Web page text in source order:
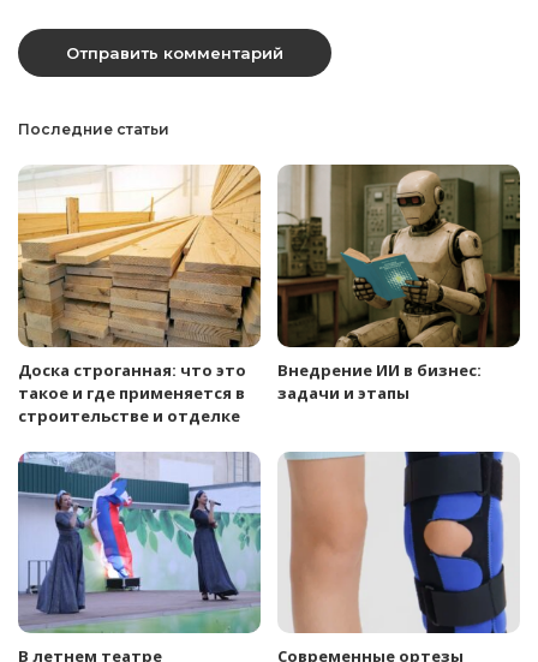
Последние статьи
Доска строганная: что это
такое и где применяется в
строительстве и отделке
Внедрение ИИ в бизнес:
задачи и этапы
В летнем театре
Современные ортезы